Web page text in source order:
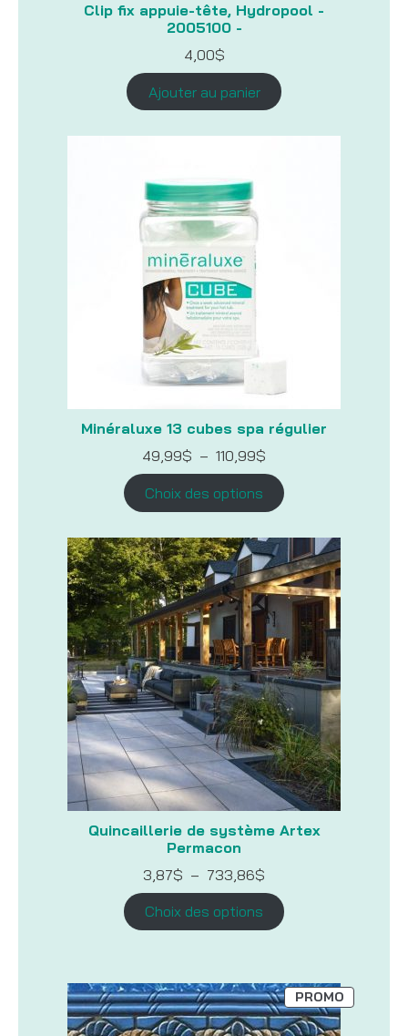
Clip fix appuie-tête, Hydropool -
2005100 -
4,00$
Ajouter au panier
Minéraluxe 13 cubes spa régulier
49,99$ – 110,99$
de
prix :
49,99$
à
Choix des options
Quincaillerie de système Artex
Permacon
3,87$ – 733,86$
prix :
3,87$
à
Choix des options
PROMOPRODUIT
EN